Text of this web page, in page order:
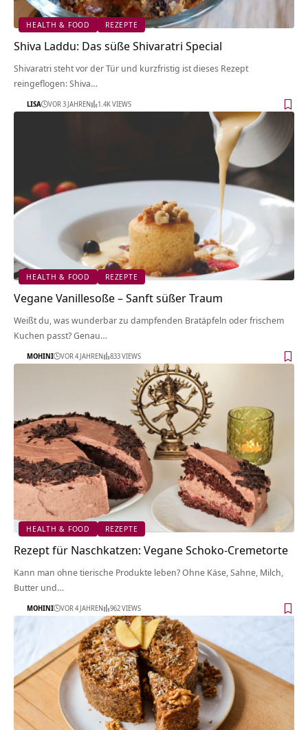
HEALTH & FOOD REZEPTE
Shiva Laddu: Das süße Shivaratri Special
Shivaratri steht vor der Tür und kurzfristig ist dieses Rezept
reingeflogen: Shiva…
LISA VOR 3 JAHREN 1.4K VIEWS
HEALTH & FOOD REZEPTE
Vegane Vanillesoße – Sanft süßer Traum
Weißt du, was wunderbar zu dampfenden Bratäpfeln oder frischem
Kuchen passt? Genau…
MOHINI VOR 4 JAHREN 833 VIEWS
HEALTH & FOOD REZEPTE
Rezept für Naschkatzen: Vegane Schoko-Cremetorte
Kann man ohne tierische Produkte leben? Ohne Käse, Sahne, Milch,
Butter und…
MOHINI VOR 4 JAHREN 962 VIEWS